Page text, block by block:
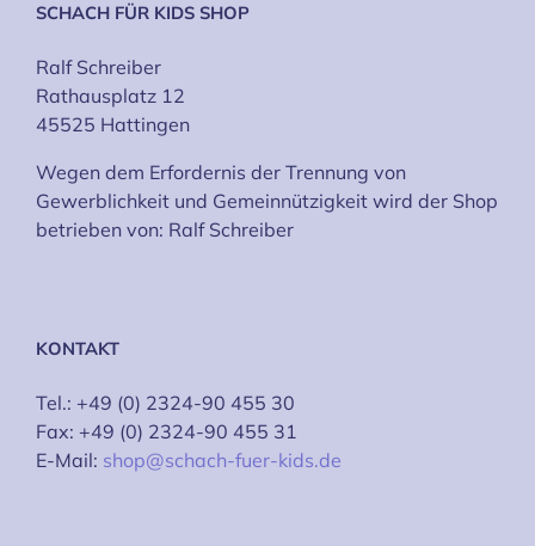
SCHACH FÜR KIDS SHOP
Ralf Schreiber
Rathausplatz 12
45525 Hattingen
Wegen dem Erfordernis der Trennung von
Gewerblichkeit und Gemeinnützigkeit wird der Shop
betrieben von: Ralf Schreiber
KONTAKT
Tel.: +49 (0) 2324-90 455 30
Fax: +49 (0) 2324-90 455 31
E-Mail: shop@schach-fuer-kids.de